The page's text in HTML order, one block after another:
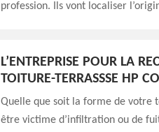
profession. Ils vont localiser
L’ENTREPRISE POUR LA
TOITURE-TERRASSSE HP
Quelle que soit la forme de votre
être victime d’infiltration ou de